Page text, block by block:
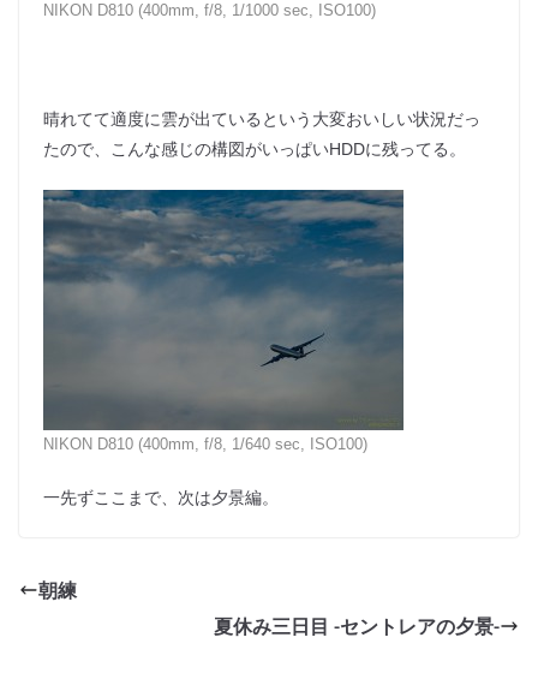
NIKON D810 (400mm, f/8, 1/1000 sec, ISO100)
晴れてて適度に雲が出ているという大変おいしい状況だっ
たので、こんな感じの構図がいっぱいHDDに残ってる。
NIKON D810 (400mm, f/8, 1/640 sec, ISO100)
一先ずここまで、次は夕景編。
朝練
夏休み三日目 -セントレアの夕景-